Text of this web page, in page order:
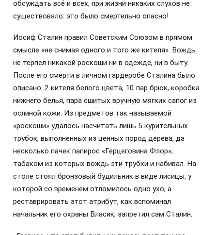
обсуждать всё и всех, при жизни никаких слухов не
существовало: это было смертельно опасно!
Иосиф Сталин правил Советским Союзом в прямом
смысле «не снимая одного и того же кителя». Вождь
не терпел никакой роскоши ни в одежде, ни в быту.
После его смерти в личном гардеробе Сталина было
описано: 2 кителя белого цвета, 10 пар брюк, коробка
нижнего белья, пара сшитых вручную мягких сапог из
ослиной кожи. Из предметов так называемой
«роскоши» удалось насчитать лишь 5 курительных
трубок, выполненных из ценных пород дерева, да
несколько пачек папирос «Герцеговина Флор»,
табаком из которых вождь эти трубки и набивал. На
столе стоял бронзовый будильник в виде лисицы, у
которой со временем отломилось одно ухо, а
реставрировать этот атрибут, как вспоминал
начальник его охраны Власик, запретил сам Сталин.